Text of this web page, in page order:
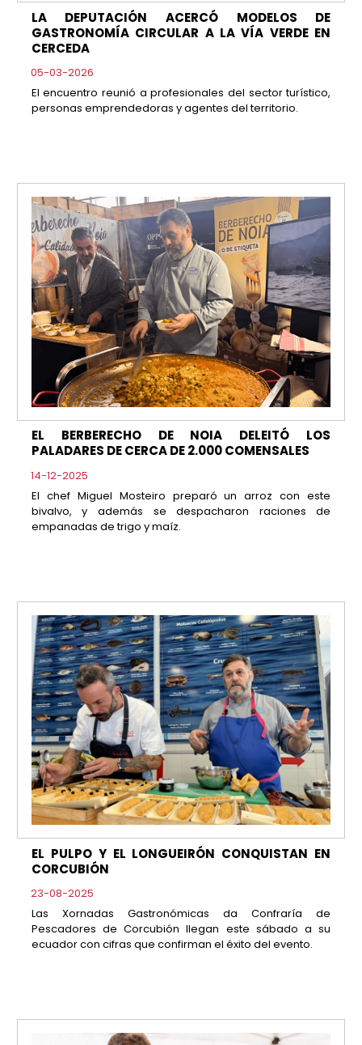
LA DEPUTACIÓN ACERCÓ MODELOS DE
GASTRONOMÍA CIRCULAR A LA VÍA VERDE EN
CERCEDA
05-03-2026
El encuentro reunió a profesionales del sector turístico,
personas emprendedoras y agentes del territorio.
EL BERBERECHO DE NOIA DELEITÓ LOS
PALADARES DE CERCA DE 2.000 COMENSALES
14-12-2025
El chef Miguel Mosteiro preparó un arroz con este
bivalvo, y además se despacharon raciones de
empanadas de trigo y maíz.
EL PULPO Y EL LONGUEIRÓN CONQUISTAN EN
CORCUBIÓN
23-08-2025
Las Xornadas Gastronómicas da Confraría de
Pescadores de Corcubión llegan este sábado a su
ecuador con cifras que confirman el éxito del evento.